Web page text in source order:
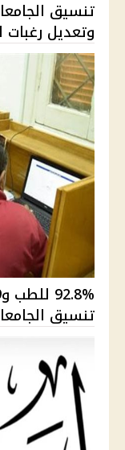
وتعديل رغبات
تنسيق الجامعات 2026 وأماكن